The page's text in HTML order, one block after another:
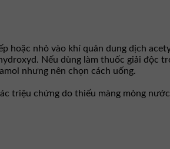
hoặc nhỏ vào khí quản dung dịch
Nếu dùng làm thuốc giải độc
nhưng nên chọn cách uống.
triệu chứng do thiếu màng mỏng